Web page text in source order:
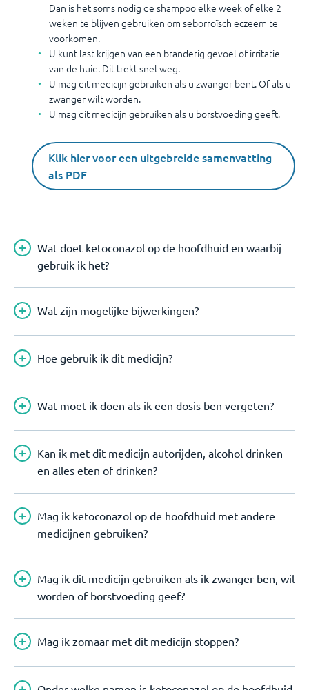
Dan is het soms nodig de shampoo elke week of elke 2
weken te blijven gebruiken om seborroïsch eczeem te
voorkomen.
U kunt last krijgen van een branderig gevoel of irritatie
van de huid. Dit trekt snel weg.
U mag dit medicijn gebruiken als u zwanger bent. Of als u
zwanger wilt worden.
U mag dit medicijn gebruiken als u borstvoeding geeft.
Klik hier voor een uitgebreide samenvatting
als PDF
Wat doet ketoconazol op de hoofdhuid en waarbij
gebruik ik het?
Wat zijn mogelijke bijwerkingen?
Hoe gebruik ik dit medicijn?
Wat moet ik doen als ik een dosis ben vergeten?
Kan ik met dit medicijn autorijden, alcohol drinken
en alles eten of drinken?
Mag ik ketoconazol op de hoofdhuid met andere
medicijnen gebruiken?
Mag ik dit medicijn gebruiken als ik zwanger ben, wil
worden of borstvoeding geef?
Mag ik zomaar met dit medicijn stoppen?